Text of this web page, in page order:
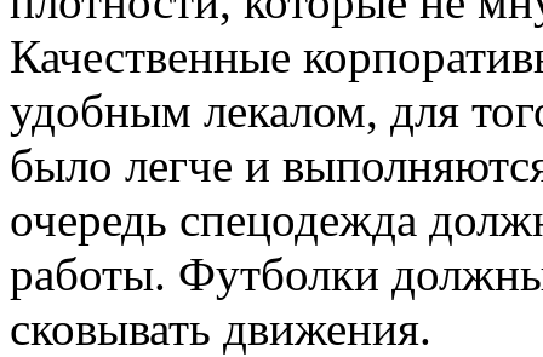
Качественные
удобным лекалом, для
было легче и
очередь спецодежда
работы. Футболки
сковывать движения.